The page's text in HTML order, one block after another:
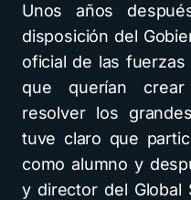
Unos años
disposición del
oficial de las fuerzas
que querían
resolver los
tuve claro que
como alumno y
y director del Global